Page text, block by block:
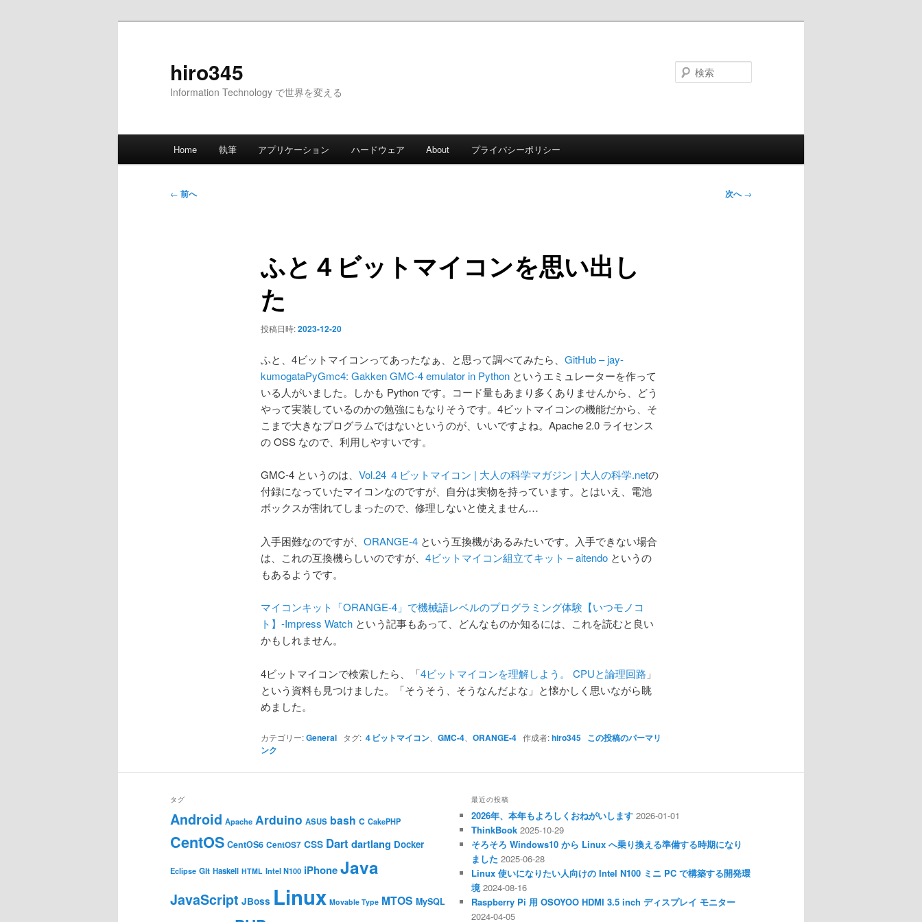
hiro345
Information Technology で世界を変える
Home 執筆 アプリケーション ハードウェア About プライバシーポリシー
投
← 前へ 次へ→
ふと４ビットマイコンを思い出し
た
投稿日時:2023-12-20
ふと、4ビットマイコンってあったなぁ、と思って調べてみたら、 GitHub – jay-
kumogataPyGmc4: Gakken GMC-4 emulator in Pythonというエミュレーターを作って
いる人がいました。しかも Python です。コード量もあまり多くありませんから、どう
やって実装しているのかの勉強にもなりそうです。4ビットマイコンの機能だから、そ
こまで大きなプログラムではないというのが、いいですよね。Apache 2.0 ライセンス
の OSS なので、利用しやすいです。
GMC-4 というのは、 Vol.24 ４ビットマイコン | 大人の科学マガジン | 大人の科学.netの
付録になっていたマイコンなのですが、自分は実物を持っています。とはいえ、電池
ボックスが割れてしまったので、修理しないと使えません…
入手困難なのですが、 ORANGE-4という互換機があるみたいです。入手できない場合
は、これの互換機らしいのですが、 4ビットマイコン組立てキット – aitendoというの
もあるようです。
マイコンキット「ORANGE-4」で機械語レベルのプログラミング体験【いつモノコ
ト】-Impress Watchという記事もあって、どんなものか知るには、これを読むと良い
かもしれません。
4ビットマイコンで検索したら、「4ビットマイコンを理解しよう。 CPUと論理回路 」
という資料も見つけました。「そうそう、そうなんだよな」と懐かしく思いながら眺
めました。
カテゴリー:Generalタグ: ４ビットマイコン、 GMC-4、 ORANGE-4作成者:hiro345 この投稿のパーマリ
ンク
タグ
Android Apache Arduino ASUS bash C CakePHP
CentOS CentOS6 CentOS7 CSS Dart dartlang Docker
Eclipse Git Haskell HTML Intel N100 iPhoneJava
JavaScript JBoss Linux Movable Type MTOS MySQL
最近の投稿
2026年、本年もよろしくおねがいします 2026-01-01
ThinkBook 2025-10-29
そろそろ Windows10 から Linux へ乗り換える準備する時期になり
ました 2025-06-28
Linux 使いになりたい人向けの Intel N100 ミニ PC で構築する開発環
境 2024-08-16
Raspberry Pi 用 OSOYOO HDMI 3.5 inch ディスプレイ モニター
2024-04-05